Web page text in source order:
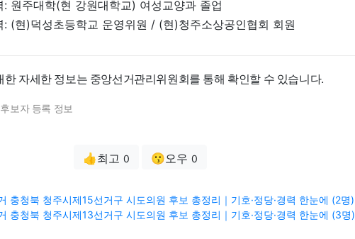
: 원주대학(현 강원대학교) 여성교양과 졸업
: (현)덕성초등학교 운영위원 / (현)청주소상공인협회 회원
자세한 정보는 중앙선거관리위원회를 통해 확인할 수 있습니다.
보자 등록 정보
👍최고 0 😗오우 0
충청북 청주시제15선거구 시도의원 후보 총정리｜기호·정당·경력 한눈에 (2명)
충청북 청주시제13선거구 시도의원 후보 총정리｜기호·정당·경력 한눈에 (3명)